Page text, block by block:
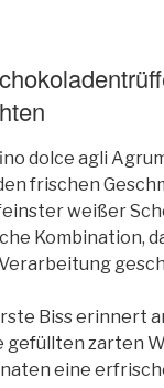
dolce agli
frischen
weißer
Kombination,
Biss erinnert
gefüllten zarten
eine